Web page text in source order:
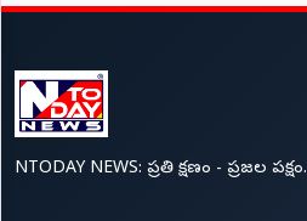
NTODAY NEWS: ప్రతి క్షణం - ప్రజల పక్షం.